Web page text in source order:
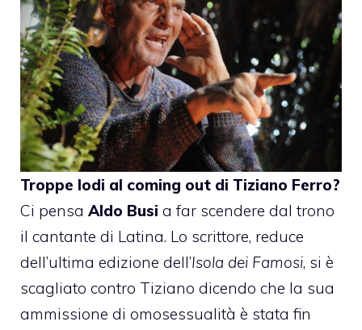
Troppe lodi al coming out di Tiziano Ferro?
Ci pensa Aldo Busi a far scendere dal trono
il cantante di Latina. Lo scrittore, reduce
dell’ultima edizione dell’Isola dei Famosi, si è
scagliato contro Tiziano dicendo che la sua
ammissione di omosessualità è stata fin